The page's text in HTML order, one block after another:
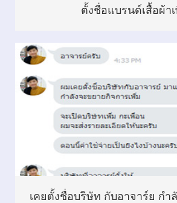
ตั้งชื่อแบรนด์เสื้อผ้า
เคยตั้งชื่อบริษัท กับอาจาร์ย กำ